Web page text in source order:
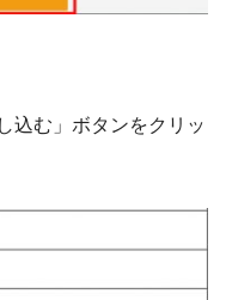
込む」ボタンをクリッ